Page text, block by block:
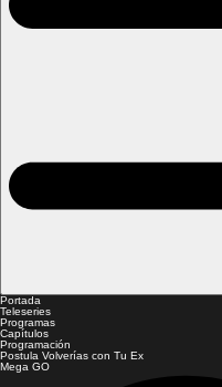
Portada
Teleseries
Programas
Capítulos
Programación
Postula Volverías con Tu Ex
Mega GO